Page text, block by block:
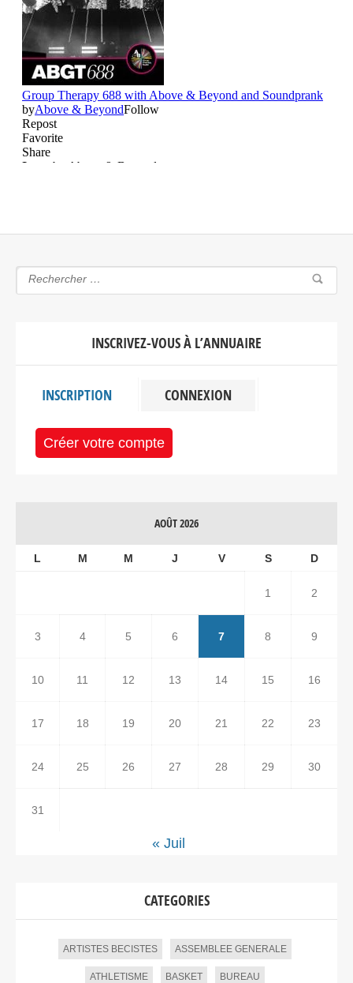
INSCRIVEZ-VOUS À L’ANNUAIRE
INSCRIPTION CONNEXION
Créer votre compte
AOÛT 2026
L M M J V S D
1 2
3 4 5 6 7 8 9
10 11 12 13 14 15 16
17 18 19 20 21 22 23
24 25 26 27 28 29 30
31
« Juil
CATEGORIES
ARTISTES BECISTES ASSEMBLEE GENERALE
ATHLETISME BASKET BUREAU